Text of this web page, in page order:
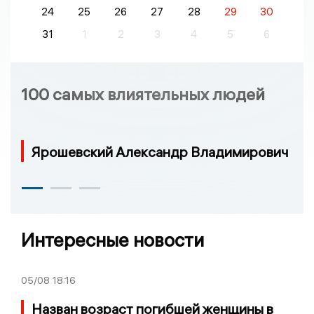
24 25 26 27 28 29
30
31
1 2 3 4 5 6
100 самых влиятельных людей
Ярошевский Александр Владимирович
Интересные новости
05/08 18:16
Назван возраст погибшей женщины в